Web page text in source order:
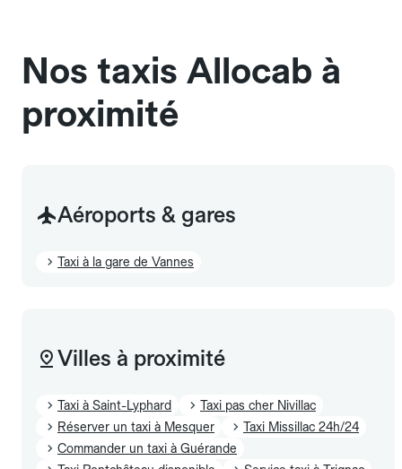
Nos taxis Allocab à
proximité
Aéroports & gares
Taxi à la gare de Vannes
Villes à proximité
Taxi à Saint-Lyphard
Taxi pas cher Nivillac
Réserver un taxi à Mesquer
Taxi Missillac 24h/24
Commander un taxi à Guérande